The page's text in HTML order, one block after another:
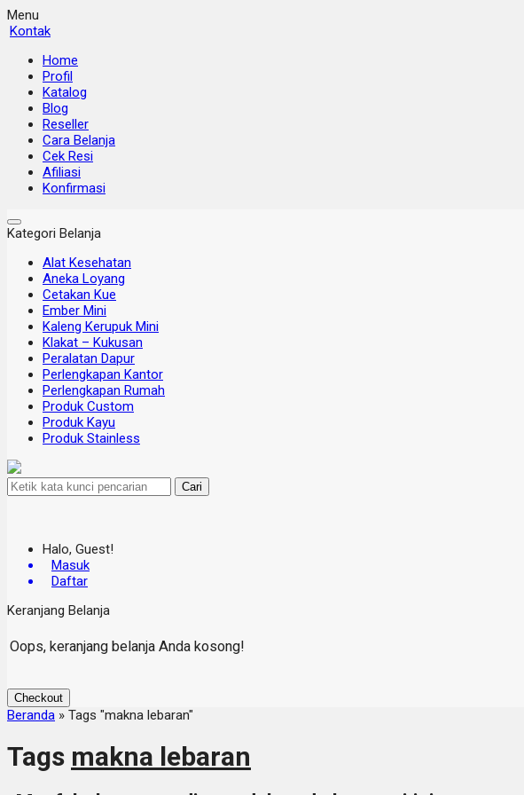
Menu
Kontak
Home
Profil
Katalog
Blog
Reseller
Cara Belanja
Cek Resi
Afiliasi
Konfirmasi
Kategori Belanja
Alat Kesehatan
Aneka Loyang
Cetakan Kue
Ember Mini
Kaleng Kerupuk Mini
Klakat – Kukusan
Peralatan Dapur
Perlengkapan Kantor
Perlengkapan Rumah
Produk Custom
Produk Kayu
Produk Stainless
Cari
Halo, Guest!
Masuk
Daftar
Keranjang Belanja
Oops, keranjang belanja Anda kosong!
Checkout
Beranda » Tags "makna lebaran"
Tags makna lebaran